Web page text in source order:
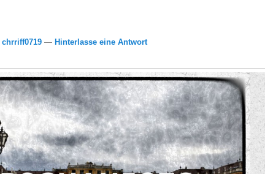
chrriff0719 — Hinterlasse eine Antwort